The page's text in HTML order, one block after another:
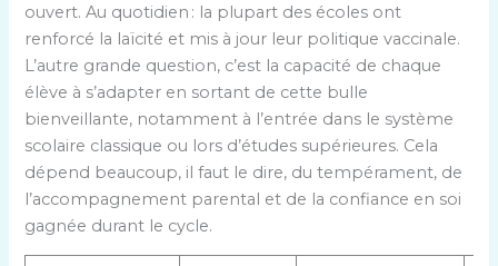
ouvert. Au quotidien : la plupart des écoles ont
renforcé la laïcité et mis à jour leur politique vaccinale.
L’autre grande question, c’est la capacité de chaque
élève à s’adapter en sortant de cette bulle
bienveillante, notamment à l’entrée dans le système
scolaire classique ou lors d’études supérieures. Cela
dépend beaucoup, il faut le dire, du tempérament, de
l’accompagnement parental et de la confiance en soi
gagnée durant le cycle.